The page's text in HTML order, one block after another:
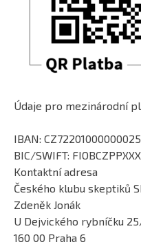
Údaje pro mezinárodní
IBAN:
BIC/SWIFT: FIOBCZPPXXX
Kontaktní adresa
Českého klubu skeptiků
Zdeněk Jonák
U Dejvického rybníčku
160 00 Praha 6